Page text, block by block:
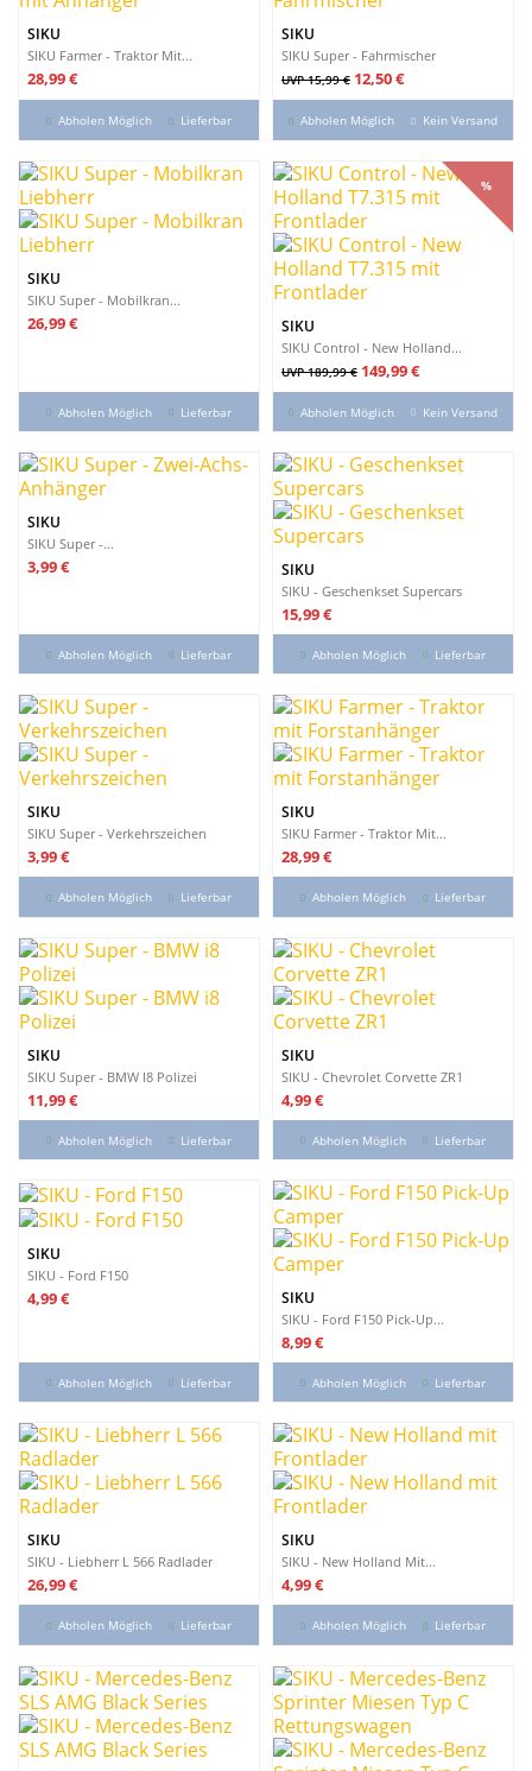
SIKU
SIKU Farmer - Traktor Mit...
Preis
28,99 €
Abholen Möglich Lieferbar
SIKU
SIKU Super - Fahrmischer
Verkaufspreis
UVP 15,99 € Preis
12,50 €
Abholen Möglich Kein Versand
SIKU
SIKU Super - Mobilkran...
Preis
26,99 €
Abholen Möglich Lieferbar
SIKU
SIKU Control - New Holland...
Verkaufspreis
UVP 189,99 €
%
Preis
149,99 €
%
Abholen Möglich Kein Versand
SIKU
SIKU Super -...
Preis
3,99 €
Abholen Möglich Lieferbar
SIKU
SIKU - Geschenkset Supercars
Preis
15,99 €
Abholen Möglich Lieferbar
SIKU
SIKU Super - Verkehrszeichen
Preis
3,99 €
Abholen Möglich Lieferbar
SIKU
SIKU Farmer - Traktor Mit...
Preis
28,99 €
Abholen Möglich Lieferbar
SIKU
SIKU Super - BMW I8 Polizei
Preis
11,99 €
Abholen Möglich Lieferbar
SIKU
SIKU - Chevrolet Corvette ZR1
Preis
4,99 €
Abholen Möglich Lieferbar
SIKU
SIKU - Ford F150
Preis
4,99 €
Abholen Möglich Lieferbar
SIKU
SIKU - Ford F150 Pick-Up...
Preis
8,99 €
Abholen Möglich Lieferbar
SIKU
SIKU - Liebherr L 566 Radlader
Preis
26,99 €
Abholen Möglich Lieferbar
SIKU
SIKU - New Holland Mit...
Preis
4,99 €
Abholen Möglich Lieferbar